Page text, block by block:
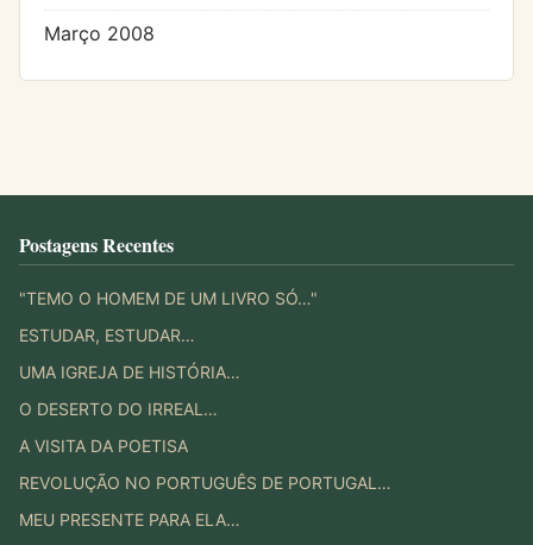
Março 2008
Postagens Recentes
"TEMO O HOMEM DE UM LIVRO SÓ…"
ESTUDAR, ESTUDAR…
UMA IGREJA DE HISTÓRIA…
O DESERTO DO IRREAL…
A VISITA DA POETISA
REVOLUÇÃO NO PORTUGUÊS DE PORTUGAL…
MEU PRESENTE PARA ELA…